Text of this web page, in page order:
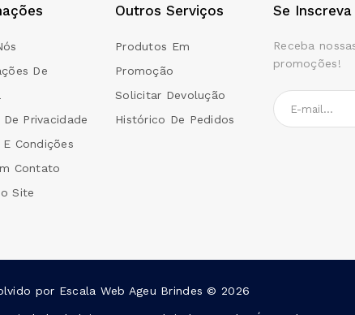
De
Privacidade
E Condições
Contato
Site
Outros Serviços
Produtos Em
Promoção
Solicitar Devolução
Histórico De Pedidos
Se Inscreva
Receba
promoções!
por Escala Web Ageu Brindes © 2026